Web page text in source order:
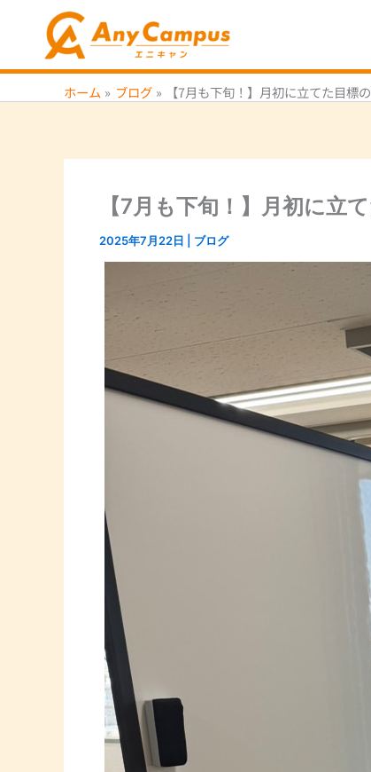
キ
ホーム ブログ 【7月も下旬！】月初に立てた目標
【7月も下旬！】月初に立
2025年7月22日 ブログ